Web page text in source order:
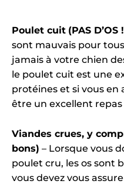
Poulet cuit (PAS D’OS
sont mauvais pour
jamais à votre chien
le poulet cuit est une
protéines et si vous en
être un excellent
Viandes crues, y
bons) – Lorsque vous
poulet cru, les os sont
vous devez vous